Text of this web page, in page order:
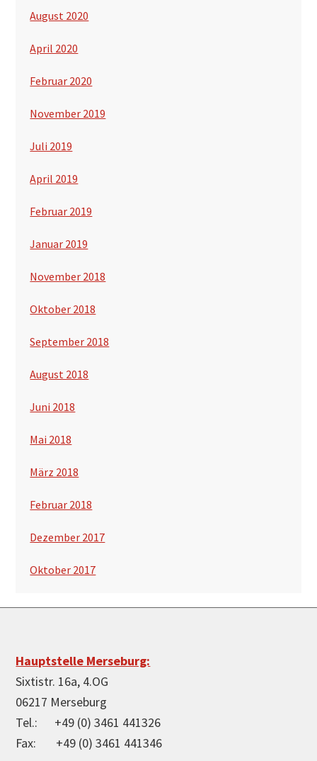
August 2020
April 2020
Februar 2020
November 2019
Juli 2019
April 2019
Februar 2019
Januar 2019
November 2018
Oktober 2018
September 2018
August 2018
Juni 2018
Mai 2018
März 2018
Februar 2018
Dezember 2017
Oktober 2017
Footer
Hauptstelle Merseburg:
Sixtistr. 16a, 4.OG
06217 Merseburg
Tel.: +49 (0) 3461 441326
Fax: +49 (0) 3461 441346